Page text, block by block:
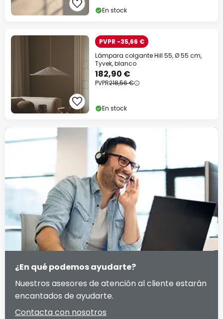
En stock
PVPR -35,66 €
Lámpara colgante Hill 55, Ø 55 cm,
Tyvek, blanco
182,90 €
PVPR218,56 €
En stock
¿En qué podemos ayudarte?
Nuestros asesores de atención al cliente estarán
encantados de ayudarte.
Contacta con nosotros